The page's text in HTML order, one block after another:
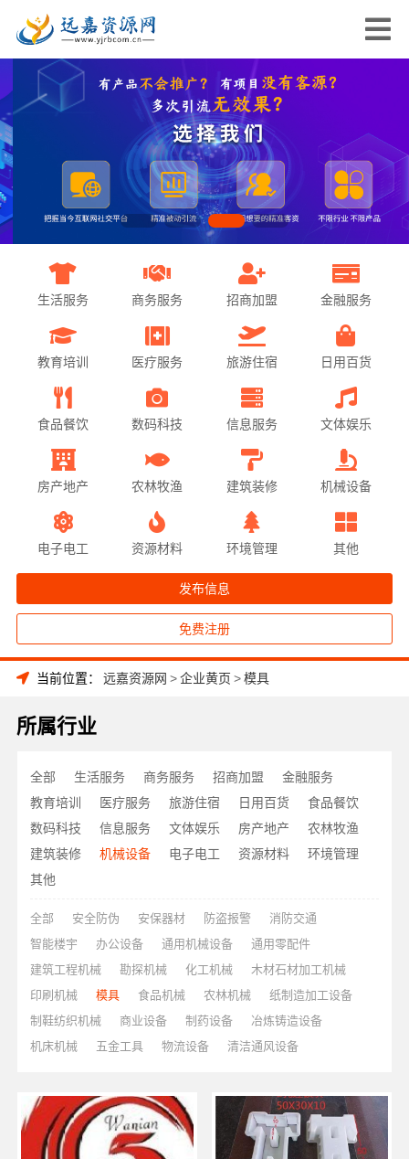
生活服务 商务服务 招商加盟 金融服务
教育培训 医疗服务 旅游住宿 日用百货
食品餐饮 数码科技 信息服务 文体娱乐
房产地产 农林牧渔 建筑装修 机械设备
电子电工 资源材料 环境管理 其他
发布信息
免费注册
当前位置： 远嘉资源网 >企业黄页 >模具
所属行业
全部 生活服务 商务服务 招商加盟
金融服务
教育培训
医疗服务 旅游住宿 日用百货
食品餐饮
数码科技
信息服务 文体娱乐 房产地产
农林牧渔
建筑装修
机械设备 电子电工 资源材料
环境管理
其他
全部 安全防伪 安保器材 防盗报警
消防交通
智能楼宇
办公设备 通用机械设备
通用零配件
建筑工程机械
勘探机械 化工机械
木材石材加工机械
印刷机械
模具 食品机械 农林机械
纸制造加工设备
制鞋纺织机械
商业设备 制药设备
冶炼铸造设备
机床机械
五金工具 物流设备 清洁通风设备